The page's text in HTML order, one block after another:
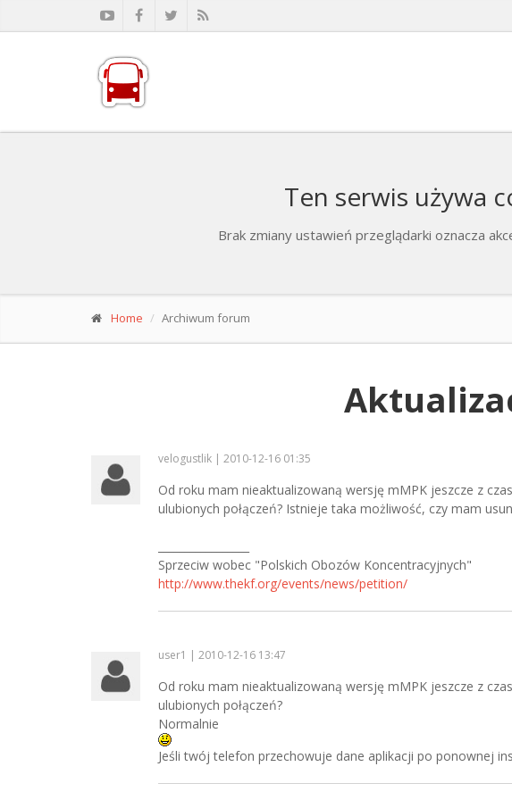
Ten serwis używa
Brak zmiany ustawień przeglądarki oznacza
Home Archiwum forum
velogustlik | 2010-12-16 01:35
Od roku mam nieaktualizowaną wersję mMPK jeszcze z
ulubionych połączeń? Istnieje taka możliwość, czy mam
Sprzeciw wobec "Polskich Obozów Koncentracyjnych"
http://www.thekf.org/events/news/petition/
user1 | 2010-12-16 13:47
Od roku mam nieaktualizowaną wersję mMPK jeszcze z
ulubionych połączeń?
Normalnie
Jeśli twój telefon przechowuje dane aplikacji po ponownej